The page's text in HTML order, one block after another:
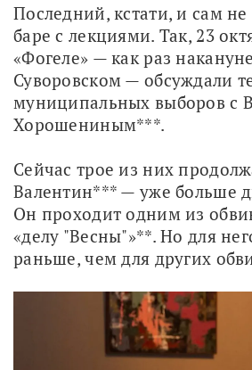
Последний, кстати, и сам не
баре с лекциями. Так, 23
«Фогеле» — как раз
Суворовском — обсуждали
муниципальных выборов с
Хорошениным***.
Сейчас трое из них
Валентин*** — уже больше
Он проходит одним из
«делу "Весны"»**. Но для
раньше, чем для других